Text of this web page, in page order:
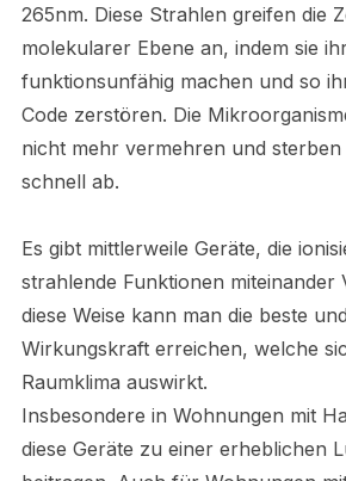
265nm. Diese Strahlen greifen die
molekularer Ebene an, indem sie
funktionsunfähig machen und so
Code zerstören. Die
nicht mehr vermehren und sterben
schnell ab.
Es gibt mittlerweile Geräte, die
strahlende Funktionen miteinander
diese Weise kann man die beste
Wirkungskraft erreichen, welche
Raumklima auswirkt.
Insbesondere in Wohnungen mit
diese Geräte zu einer erheblichen